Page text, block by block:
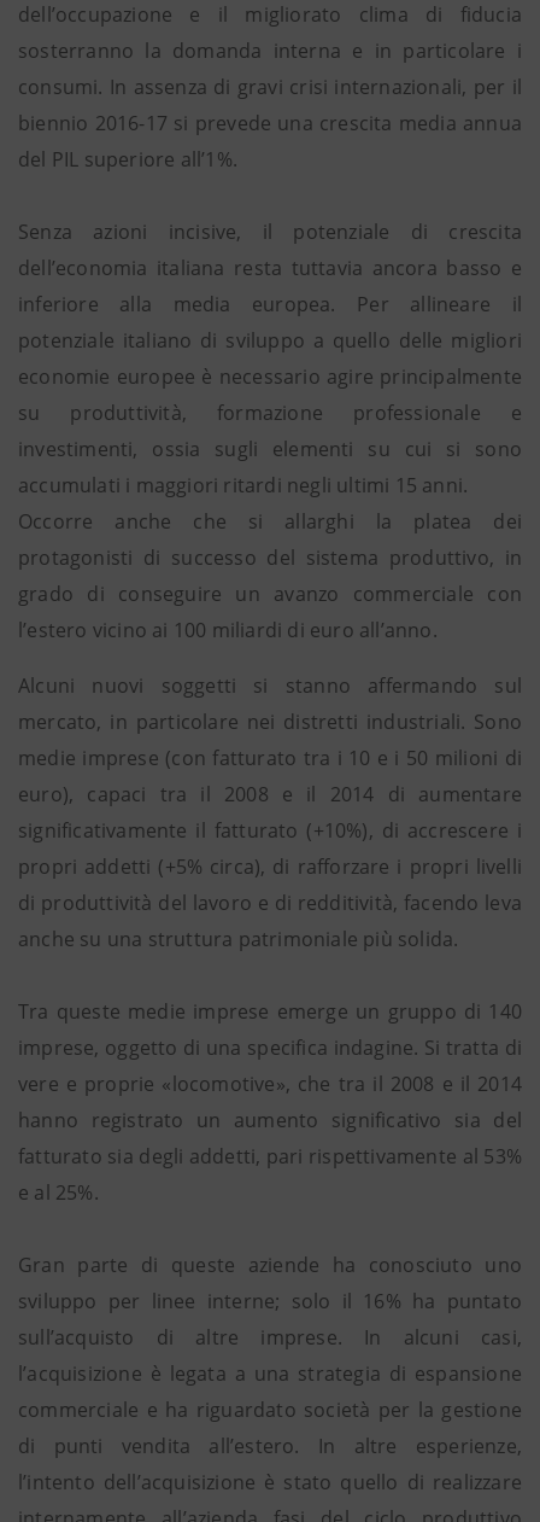
dell’occupazione e il migliorato clima di fiducia
sosterranno la domanda interna e in particolare i
consumi. In assenza di gravi crisi internazionali, per il
biennio 2016-17 si prevede una crescita media annua
del PIL superiore all’1%.
Senza azioni incisive, il potenziale di crescita
dell’economia italiana resta tuttavia ancora basso e
inferiore alla media europea. Per allineare il
potenziale italiano di sviluppo a quello delle migliori
economie europee è necessario agire principalmente
su produttività, formazione professionale e
investimenti, ossia sugli elementi su cui si sono
accumulati i maggiori ritardi negli ultimi 15 anni.
Occorre anche che si allarghi la platea dei
protagonisti di successo del sistema produttivo, in
grado di conseguire un avanzo commerciale con
l’estero vicino ai 100 miliardi di euro all’anno.
Alcuni nuovi soggetti si stanno affermando sul
mercato, in particolare nei distretti industriali. Sono
medie imprese (con fatturato tra i 10 e i 50 milioni di
euro), capaci tra il 2008 e il 2014 di aumentare
significativamente il fatturato (+10%), di accrescere i
propri addetti (+5% circa), di rafforzare i propri livelli
di produttività del lavoro e di redditività, facendo leva
anche su una struttura patrimoniale più solida.
Tra queste medie imprese emerge un gruppo di 140
imprese, oggetto di una specifica indagine. Si tratta di
vere e proprie «locomotive», che tra il 2008 e il 2014
hanno registrato un aumento significativo sia del
fatturato sia degli addetti, pari rispettivamente al 53%
e al 25%.
Gran parte di queste aziende ha conosciuto uno
sviluppo per linee interne; solo il 16% ha puntato
sull’acquisto di altre imprese. In alcuni casi,
l’acquisizione è legata a una strategia di espansione
commerciale e ha riguardato società per la gestione
di punti vendita all’estero. In altre esperienze,
l’intento dell’acquisizione è stato quello di realizzare